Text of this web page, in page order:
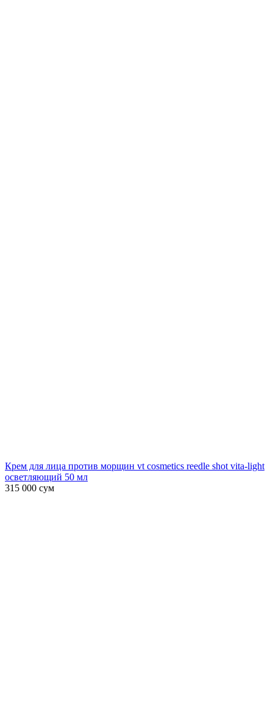
Крем для лица против морщин vt cosmetics reedle shot vita-light
осветляющий 50 мл
315 000 сум